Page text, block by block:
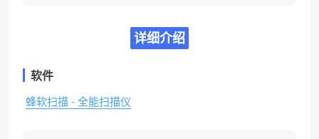
详细介绍
软件
蜂软扫描 - 全能扫描仪